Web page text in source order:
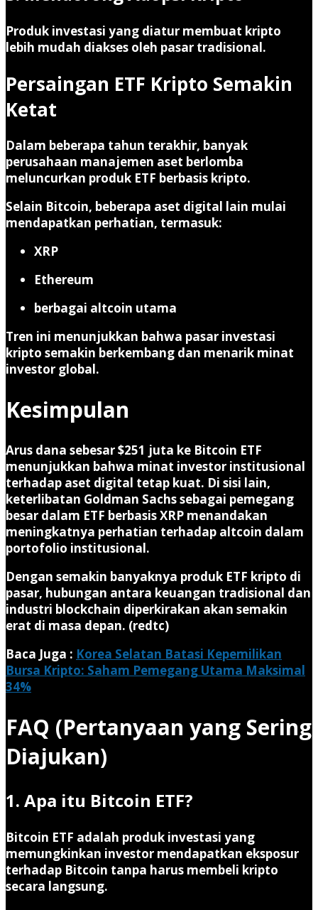
Produk investasi yang diatur membuat kripto
lebih mudah diakses oleh pasar tradisional.
Persaingan ETF Kripto Semakin
Ketat
Dalam beberapa tahun terakhir, banyak
perusahaan manajemen aset berlomba
meluncurkan produk ETF berbasis kripto.
Selain Bitcoin, beberapa aset digital lain mulai
mendapatkan perhatian, termasuk:
XRP
Ethereum
berbagai altcoin utama
Tren ini menunjukkan bahwa pasar investasi
kripto semakin berkembang dan menarik minat
investor global.
Kesimpulan
Arus dana sebesar $251 juta ke Bitcoin ETF
menunjukkan bahwa minat investor institusional
terhadap aset digital tetap kuat. Di sisi lain,
keterlibatan Goldman Sachs sebagai pemegang
besar dalam ETF berbasis XRP menandakan
meningkatnya perhatian terhadap altcoin dalam
portofolio institusional.
Dengan semakin banyaknya produk ETF kripto di
pasar, hubungan antara keuangan tradisional dan
industri blockchain diperkirakan akan semakin
erat di masa depan. (redtc)
Baca Juga : Korea Selatan Batasi Kepemilikan
Bursa Kripto: Saham Pemegang Utama Maksimal
34%
FAQ (Pertanyaan yang Sering
Diajukan)
1. Apa itu Bitcoin ETF?
Bitcoin ETF adalah produk investasi yang
memungkinkan investor mendapatkan eksposur
terhadap Bitcoin tanpa harus membeli kripto
secara langsung.